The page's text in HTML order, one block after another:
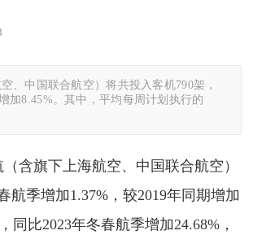
、中国联合航空）将共投入客机790架，
加8.45%。其中，平均每周计划执行的
含旗下上海航空、中国联合航空）
航季增加1.37%，较2019年同期增加
比2023年冬春航季增加24.68%，